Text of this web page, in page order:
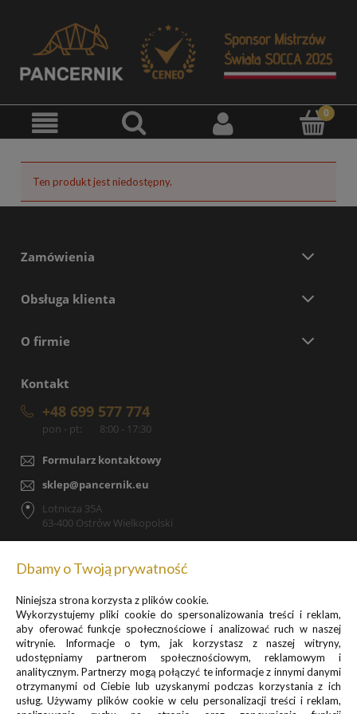
Ten produkt jest niedostępny.
Zamówienia
Obsługa klienta
O firmie
Kontakt
+48 699 577 774
pon - pt: 8:00 - 17:30
Formularz kontaktowy
sklep@pancernik.eu
Lotnicza 35A
63-400 Ostrów Wielkopolski
Zapisz się do newslettera, by otrzymywać informacje o
promocjach i nowościach
Dbamy o Twoją prywatność
Niniejsza strona korzysta z plików cookie.
Wykorzystujemy pliki cookie do spersonalizowania treści i reklam,
aby oferować funkcje społecznościowe i analizować ruch w naszej
witrynie. Informacje o tym, jak korzystasz z naszej witryny,
udostępniamy partnerom społecznościowym, reklamowym i
analitycznym. Partnerzy mogą połączyć te informacje z innymi danymi
otrzymanymi od Ciebie lub uzyskanymi podczas korzystania z ich
usług. Używamy plików cookie w celu personalizacji treści i reklam,